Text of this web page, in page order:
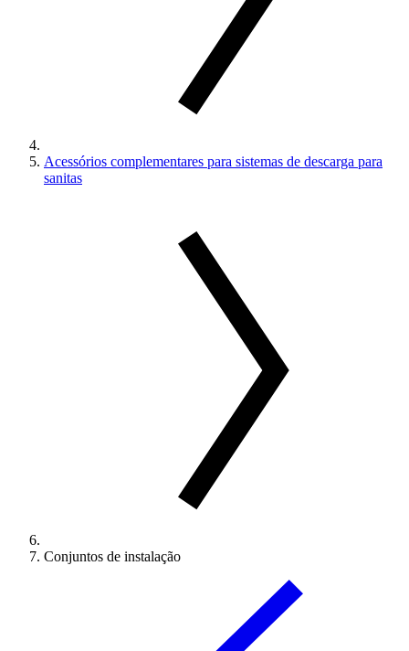
Acessórios complementares para sistemas de descarga para
sanitas
Conjuntos de instalação